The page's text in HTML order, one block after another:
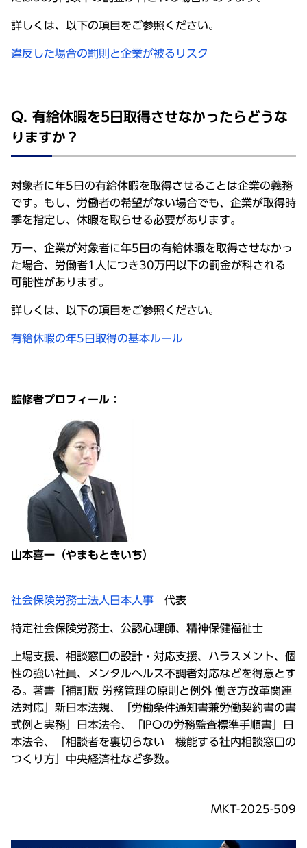
詳しくは、以下の項目をご参照ください。
違反した場合の罰則と企業が被るリスク
Q. 有給休暇を5日取得させなかったらどうな
りますか？
対象者に年5日の有給休暇を取得させることは企業の義務
です。もし、労働者の希望がない場合でも、企業が取得時
季を指定し、休暇を取らせる必要があります。
万一、企業が対象者に年5日の有給休暇を取得させなかっ
た場合、労働者1人につき30万円以下の罰金が科される
可能性があります。
詳しくは、以下の項目をご参照ください。
有給休暇の年5日取得の基本ルール
監修者プロフィール：
山本喜一（やまもときいち）
社会保険労務士法人日本人事 代表
特定社会保険労務士、公認心理師、精神保健福祉士
上場支援、相談窓口の設計・対応支援、ハラスメント、個
性の強い社員、メンタルヘルス不調者対応などを得意とす
る。著書「補訂版 労務管理の原則と例外 働き方改革関連
法対応」新日本法規、「労働条件通知書兼労働契約書の書
式例と実務」日本法令、「IPOの労務監査標準手順書」日
本法令、「相談者を裏切らない 機能する社内相談窓口の
つくり方」中央経済社など多数。
MKT-2025-509